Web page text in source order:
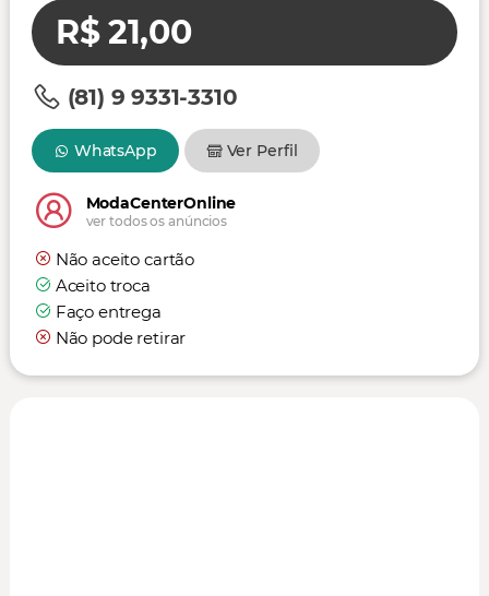
R$ 21,00
(81) 9 9331-3310
WhatsApp Ver Perfil
ModaCenterOnline
ver todos os anúncios
Não aceito cartão
Aceito troca
Faço entrega
Não pode retirar